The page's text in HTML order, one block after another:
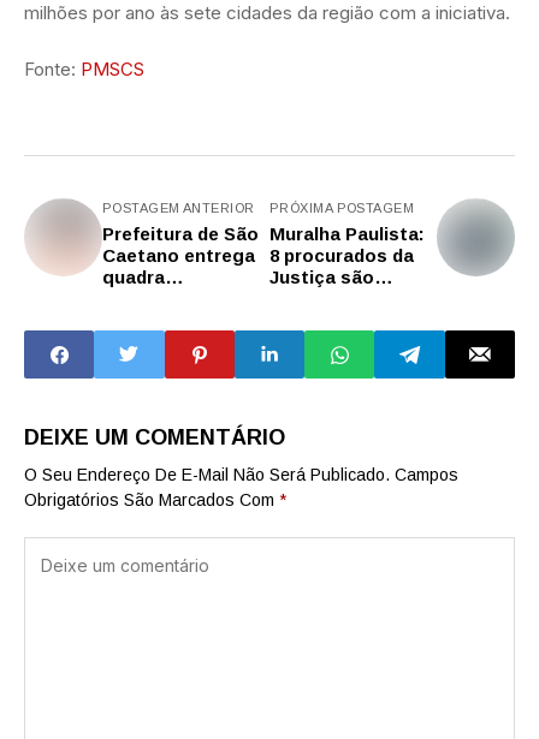
milhões por ano às sete cidades da região com a iniciativa.
Fonte: PMSCS
POSTAGEM ANTERIOR
Prefeitura de São
Caetano entrega
quadra
Bueno da Silva
PRÓXIMA POSTAGEM
Muralha Paulista:
8 procurados da
Justiça são
facial no estádio
do Corinthians
DEIXE UM COMENTÁRIO
O Seu Endereço De E-Mail Não Será Publicado. Campos
Obrigatórios São Marcados Com *